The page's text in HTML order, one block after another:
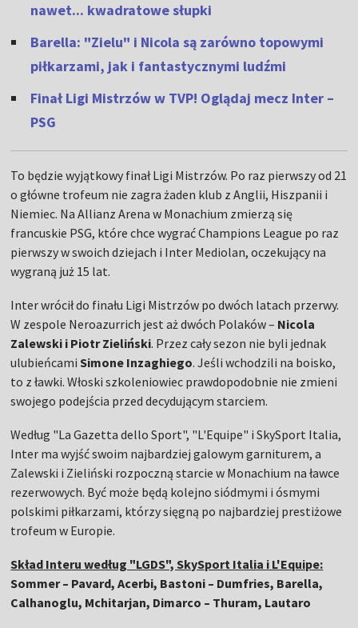
nawet... kwadratowe słupki
Barella: "Zielu" i Nicola są zarówno topowymi
piłkarzami, jak i fantastycznymi ludźmi
Finał Ligi Mistrzów w TVP! Oglądaj mecz Inter –
PSG
To będzie wyjątkowy finał Ligi Mistrzów. Po raz pierwszy od 21
o główne trofeum nie zagra żaden klub z Anglii, Hiszpanii i
Niemiec. Na Allianz Arena w Monachium zmierzą się
francuskie PSG, które chce wygrać Champions League po raz
pierwszy w swoich dziejach i Inter Mediolan, oczekujący na
wygraną już 15 lat.
Inter wrócił do finału Ligi Mistrzów po dwóch latach przerwy.
W zespole Neroazurrich jest aż dwóch Polaków – Nicola
Zalewski i Piotr Zieliński. Przez cały sezon nie byli jednak
ulubieńcamiSimone Inzaghiego. Jeśli wchodzili na boisko,
to z ławki. Włoski szkoleniowiec prawdopodobnie nie zmieni
swojego podejścia przed decydującym starciem.
Według "La Gazetta dello Sport", "L'Equipe" i SkySport Italia,
Inter ma wyjść swoim najbardziej galowym garniturem, a
Zalewski i Zieliński rozpoczną starcie w Monachium na ławce
rezerwowych. Być może będą kolejno siódmymi i ósmymi
polskimi piłkarzami, którzy sięgną po najbardziej prestiżowe
trofeum w Europie.
Skład Interu według "LGDS", SkySport Italia i L'Equipe:
Sommer – Pavard, Acerbi, Bastoni – Dumfries, Barella,
Calhanoglu, Mchitarjan, Dimarco – Thuram, Lautaro